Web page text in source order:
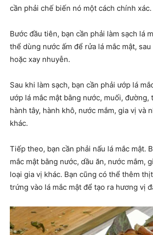
cần phải chế biến nó một cách chính xác.
Bước đầu tiên, bạn cần phải làm sạch lá
thể dùng nước ấm để rửa lá mắc mật,
hoặc xay nhuyễn.
Sau khi làm sạch, bạn cần phải ướp lá
ướp lá mắc mật bằng nước, muối, đường,
hành tây, hành khô, nước mắm, gia vị và
khác.
Tiếp theo, bạn cần phải nấu lá mắc mật.
mắc mật bằng nước, dầu ăn, nước mắm,
loại gia vị khác. Bạn cũng có thể thêm
trứng vào lá mắc mật để tạo ra hương vị